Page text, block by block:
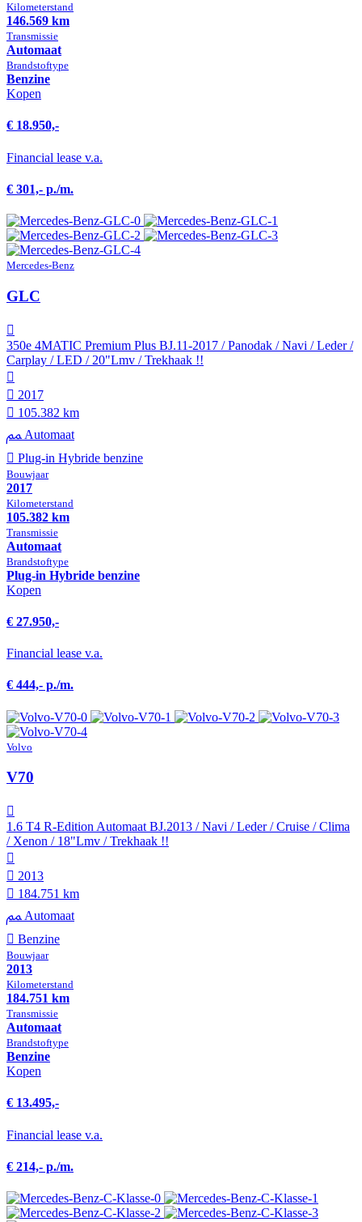
Kilometer­stand
146.569 km
Transmissie
Automaat
Brandstof­type
Benzine
Kopen
€ 18.950,-
Financial lease v.a.
€ 301,- p./m.
Mercedes-Benz
GLC
350e 4MATIC Premium Plus BJ.11-2017 / Panodak / Navi / Leder /
Carplay / LED / 20"Lmv / Trekhaak !!
2017
105.382 km
Automaat
Plug-in Hybride benzine
Bouwjaar
2017
Kilometer­stand
105.382 km
Transmissie
Automaat
Brandstof­type
Plug-in Hybride benzine
Kopen
€ 27.950,-
Financial lease v.a.
€ 444,- p./m.
Volvo
V70
1.6 T4 R-Edition Automaat BJ.2013 / Navi / Leder / Cruise / Clima
/ Xenon / 18"Lmv / Trekhaak !!
2013
184.751 km
Automaat
Benzine
Bouwjaar
2013
Kilometer­stand
184.751 km
Transmissie
Automaat
Brandstof­type
Benzine
Kopen
€ 13.495,-
Financial lease v.a.
€ 214,- p./m.